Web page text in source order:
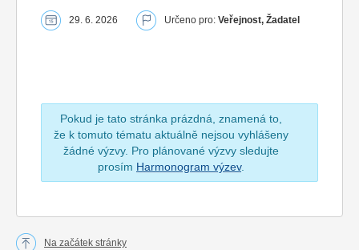
29. 6. 2026 Určeno pro: Veřejnost, Žadatel
Pokud je tato stránka prázdná, znamená to,
že k tomuto tématu aktuálně nejsou vyhlášeny
žádné výzvy. Pro plánované výzvy sledujte
prosím Harmonogram výzev.
Na začátek stránky